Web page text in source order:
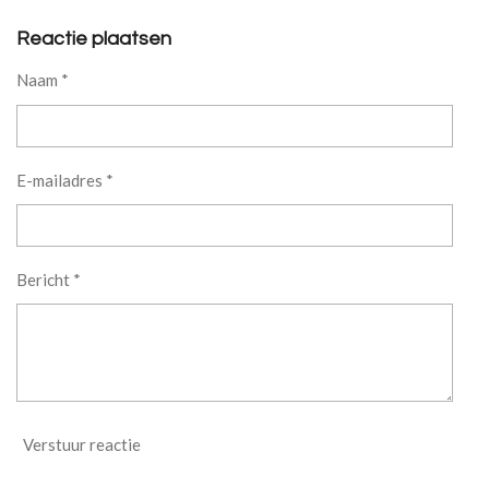
e
l
r
e
Reactie plaatsen
Naam *
E-mailadres *
Bericht *
Verstuur reactie